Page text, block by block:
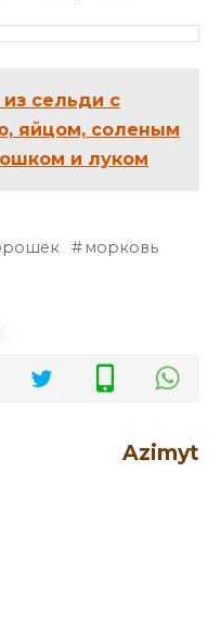
из сельди с
яйцом, соленым
и луком
морковь
Azimyt